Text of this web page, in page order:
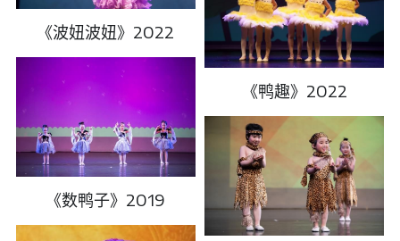
《波妞波妞》2022
《数鸭子》2019
《鸭趣》2022